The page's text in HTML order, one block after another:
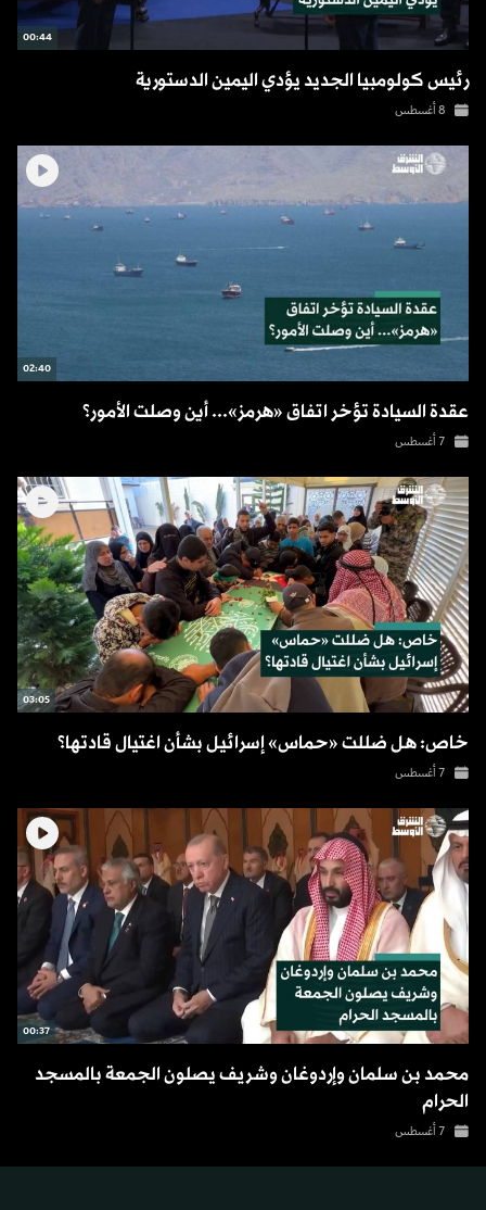
00:44
رئيس كولومبيا الجديد يؤدي اليمين الدستورية
8 أغسطس
02:40
عقدة السيادة تؤخر اتفاق «هرمز»... أين وصلت الأمور؟
7 أغسطس
03:05
خاص: هل ضللت «حماس» إسرائيل بشأن اغتيال قادتها؟
7 أغسطس
00:37
محمد بن سلمان وإردوغان وشريف يصلون الجمعة بالمسجد
الحرام
7 أغسطس